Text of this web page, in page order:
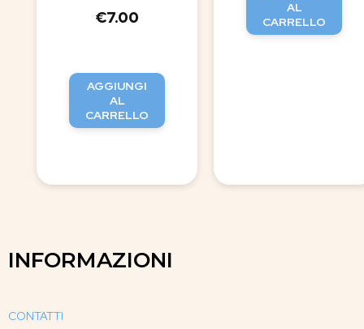
€7.00
AGGIUNGI
AL
CARRELLO
AL
CARRELLO
INFORMAZIONI
CONTATTI